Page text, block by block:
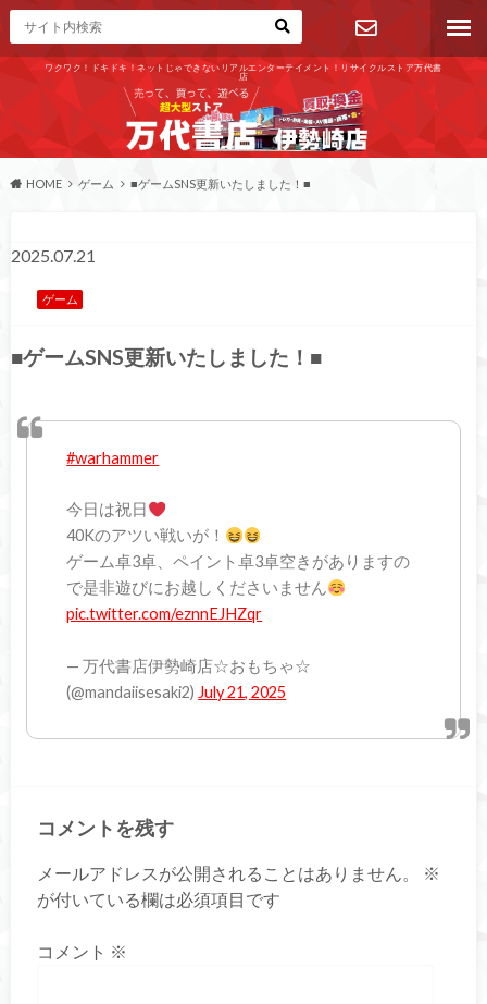
ワクワク！ドキドキ！ネットじゃできないリアルエンターテイメント！リサイクルストア万代書
店
お問い合わ
せ
HOME ゲーム ■ゲームSNS更新いたしました！■
2025.07.21
ゲーム
■ゲームSNS更新いたしました！■
#warhammer
今日は祝日
40Kのアツい戦いが！
ゲーム卓3卓、ペイント卓3卓空きがありますの
で是非遊びにお越しくださいません
pic.twitter.com/eznnEJHZqr
— 万代書店伊勢崎店☆おもちゃ☆
(@mandaiisesaki2) July 21, 2025
コメントを残す
メールアドレスが公開されることはありません。
※
が付いている欄は必須項目です
コメント ※